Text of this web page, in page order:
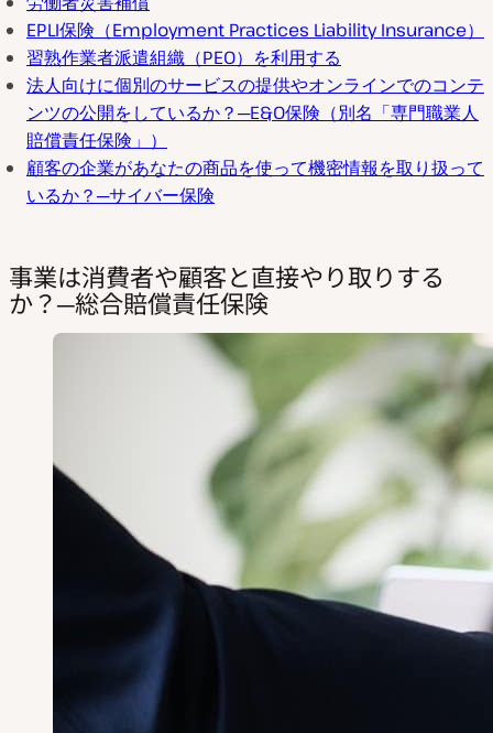
EPLI保険（Employment Practices Liability Insurance）
習熟作業者派遣組織（PEO）を利用する
法人向けに個別のサービスの提供やオンラインでのコンテ
ンツの公開をしているか？─E&O保険（別名「専門職業人
賠償責任保険」）
顧客の企業があなたの商品を使って機密情報を取り扱って
いるか？─サイバー保険
事業は消費者や顧客と直接やり取りする
か？─総合賠償責任保険